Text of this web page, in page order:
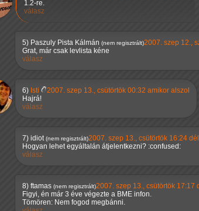
1.2-re.
válasz
5) Paszuly Pista Kálmán (nem regisztrált)2007. szep 12.,
Grat, már csak levlista kéne
válasz
6) Isti
2007. szep 13., csütörtök 00:32 amikor alszol
Hajrá!
válasz
7) idiot(nem regisztrált)2007. szep 13., csütörtök 16:24
Hogyan lehet egyáltalán átjelentkezni? :confused:
válasz
8) ftamas (nem regisztrált)2007. szep 13., csütörtök 17:17
Figyi, én már 3 éve végezte a BME infon.
Tömören: Nem fogod megbánni.